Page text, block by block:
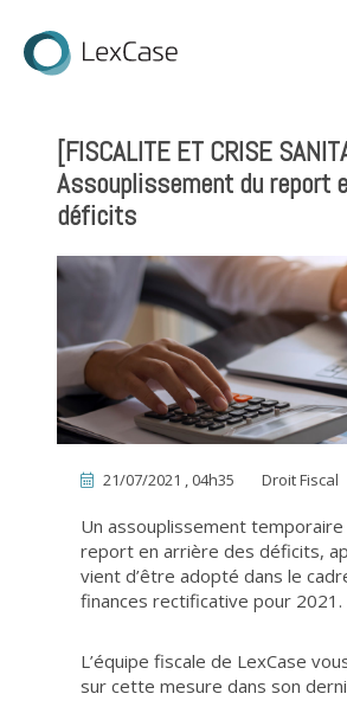
[FISCALITE ET CRISE
Assouplissement du report
déficits
21/07/2021 , 04h35 Droit Fiscal
Un assouplissement
report en arrière des déficits,
vient d’être adopté dans le
finances rectificative pour 2021.
L’équipe fiscale de LexCase
sur cette mesure dans son